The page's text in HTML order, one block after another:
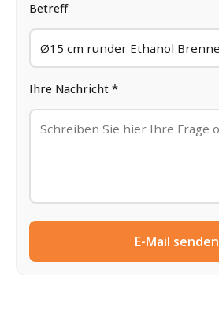
Betreff
Ihre Nachricht *
E-Mail senden